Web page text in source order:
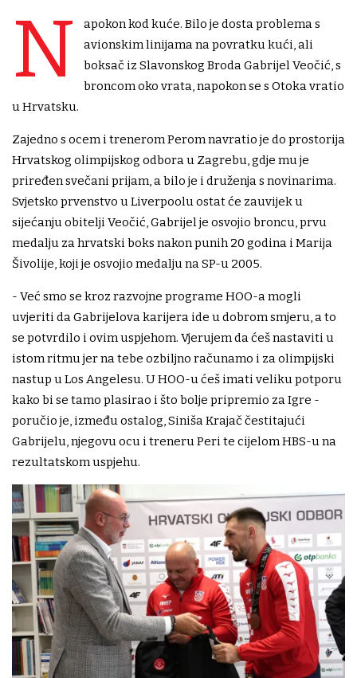
N
apokon kod kuće. Bilo je dosta problema s
avionskim linijama na povratku kući, ali
boksač iz Slavonskog Broda Gabrijel Veočić, s
broncom oko vrata, napokon se s Otoka vratio
u Hrvatsku.
Zajedno s ocem i trenerom Perom navratio je do prostorija
Hrvatskog olimpijskog odbora u Zagrebu, gdje mu je
priređen svečani prijam, a bilo je i druženja s novinarima.
Svjetsko prvenstvo u Liverpoolu ostat će zauvijek u
sijećanju obitelji Veočić, Gabrijel je osvojio broncu, prvu
medalju za hrvatski boks nakon punih 20 godina i Marija
Šivolije, koji je osvojio medalju na SP-u 2005.
- Već smo se kroz razvojne programe HOO-a mogli
uvjeriti da Gabrijelova karijera ide u dobrom smjeru, a to
se potvrdilo i ovim uspjehom. Vjerujem da ćeš nastaviti u
istom ritmu jer na tebe ozbiljno računamo i za olimpijski
nastup u Los Angelesu. U HOO-u ćeš imati veliku potporu
kako bi se tamo plasirao i što bolje pripremio za Igre -
poručio je, između ostalog, Siniša Krajač čestitajući
Gabrijelu, njegovu ocu i treneru Peri te cijelom HBS-u na
rezultatskom uspjehu.